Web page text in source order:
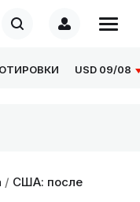
USD09/08
/ США: после